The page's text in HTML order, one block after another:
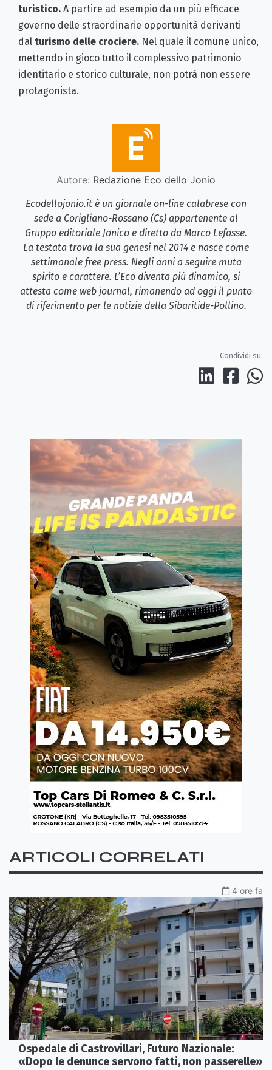
turistico. A partire ad esempio da un più efficace
governo delle straordinarie opportunità derivanti
dal turismo delle crociere. Nel quale il comune unico,
mettendo in gioco tutto il complessivo patrimonio
identitario e storico culturale, non potrà non essere
protagonista.
Autore: Redazione Eco dello Jonio
Ecodellojonio.it è un giornale on-line calabrese con
sede a Corigliano-Rossano (Cs) appartenente al
Gruppo editoriale Jonico e diretto da Marco Lefosse.
La testata trova la sua genesi nel 2014 e nasce come
settimanale free press. Negli anni a seguire muta
spirito e carattere. L’Eco diventa più dinamico, si
attesta come web journal, rimanendo ad oggi il punto
di riferimento per le notizie della Sibaritide-Pollino.
Condividi su:
ARTICOLI CORRELATI
4 ore fa
Ospedale di Castrovillari, Futuro Nazionale:
«Dopo le denunce servono fatti, non passerelle»